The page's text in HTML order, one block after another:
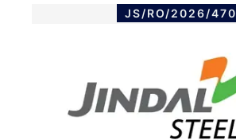
JS/RO/2026/470